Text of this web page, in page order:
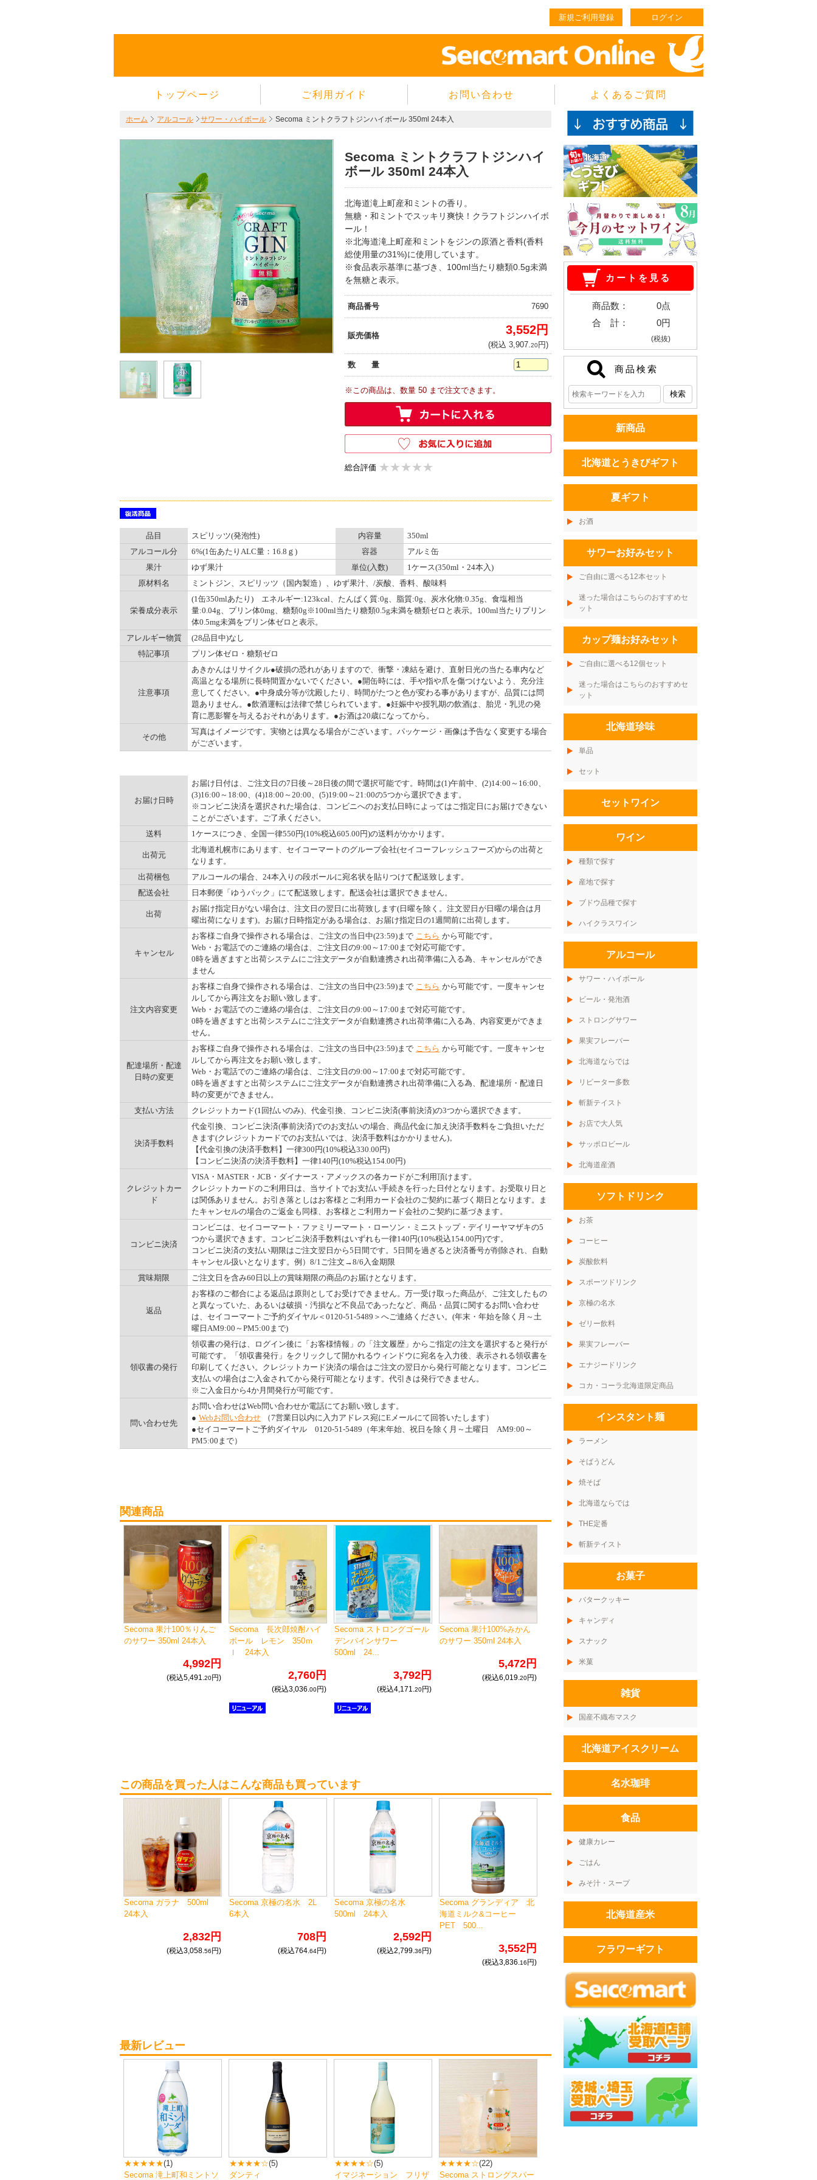
新規ご利用登録 ログイン
トップページ ご利用ガイド
当サイトについて
サイトのご利用規約
商品のご注文方法
ご注文の確認・キャンセル
特定商取引法に基づく表示
よくあるご質問
お問い合わせ よくあるご質問
ホーム アルコール サワー・ハイボール Secoma ミントクラフトジンハイボール 350ml 24本入
Secoma ミントクラフトジンハイ
ボール 350ml 24本入
北海道滝上町産和ミントの香り。
無糖・和ミントでスッキリ爽快！クラフトジンハイボ
ール！
※北海道滝上町産和ミントをジンの原酒と香料(香料
総使用量の31%)に使用しています。
※食品表示基準に基づき、100ml当たり糖類0.5g未満
を無糖と表示。
商品番号 7690
販売価格 3,552円
(税込 3,907.20円)
数 量
※この商品は、数量 50 まで注文できます。
総合評価 ★★★★★
★★★★★
品目 スピリッツ(発泡性) 内容量
350ml
アルコール分
6%(1缶あたりALC量：16.8ｇ) 容器
アルミ缶
果汁
ゆず果汁 単位(入数)
1ケース(350ml・24本入)
原材料名
ミントジン、スピリッツ（国内製造）、ゆず果汁、/炭酸、香料、酸味料
栄養成分表示
(1缶350mlあたり) エネルギー:123kcal、たんぱく質:0g、脂質:0g、炭水化物:0.35g、食塩相当
量:0.04g、プリン体0mg、糖類0g※100ml当たり糖類0.5g未満を糖類ゼロと表示。100ml当たりプリン
体0.5mg未満をプリン体ゼロと表示。
アレルギー物質
(28品目中)なし
特記事項
プリン体ゼロ・糖類ゼロ
注意事項
あきかんはリサイクル●破損の恐れがありますので、衝撃・凍結を避け、直射日光の当たる車内など
高温となる場所に長時間置かないでください。●開缶時には、手や指や爪を傷つけないよう、充分注
意してください。●中身成分等が沈殿したり、時間がたつと色が変わる事がありますが、品質には問
題ありません。●飲酒運転は法律で禁じられています。●妊娠中や授乳期の飲酒は、胎児・乳児の発
育に悪影響を与えるおそれがあります。●お酒は20歳になってから。
その他
写真はイメージです。実物とは異なる場合がございます。パッケージ・画像は予告なく変更する場合
がございます。
お届け日時
お届け日付は、ご注文日の7日後～28日後の間で選択可能です。時間は(1)午前中、(2)14:00～16:00、
(3)16:00～18:00、(4)18:00～20:00、(5)19:00～21:00の5つから選択できます。
※コンビニ決済を選択された場合は、コンビニへのお支払日時によってはご指定日にお届けできない
ことがございます。ご了承ください。
送料
1ケースにつき、全国一律550円(10%税込605.00円)の送料がかかります。
出荷元
北海道札幌市にあります、セイコーマートのグループ会社(セイコーフレッシュフーズ)からの出荷と
なります。
出荷梱包
アルコールの場合、24本入りの段ボールに宛名状を貼りつけて配送致します。
配送会社
日本郵便「ゆうパック」にて配送致します。配送会社は選択できません。
出荷
お届け指定日がない場合は、注文日の翌日に出荷致します(日曜を除く。注文翌日が日曜の場合は月
曜出荷になります)。お届け日時指定がある場合は、お届け指定日の1週間前に出荷します。
キャンセル
お客様ご自身で操作される場合は、ご注文の当日中(23:59)まで こちら から可能です。
Web・お電話でのご連絡の場合は、ご注文日の9:00～17:00まで対応可能です。
0時を過ぎますと出荷システムにご注文データが自動連携され出荷準備に入る為、キャンセルができ
ません
注文内容変更
お客様ご自身で操作される場合は、ご注文の当日中(23:59)まで こちら から可能です。一度キャンセ
ルしてから再注文をお願い致します。
Web・お電話でのご連絡の場合は、ご注文日の9:00～17:00まで対応可能です。
0時を過ぎますと出荷システムにご注文データが自動連携され出荷準備に入る為、内容変更ができま
せん。
配達場所・配達
日時の変更
お客様ご自身で操作される場合は、ご注文の当日中(23:59)まで こちら から可能です。一度キャンセ
ルしてから再注文をお願い致します。
Web・お電話でのご連絡の場合は、ご注文日の9:00～17:00まで対応可能です。
0時を過ぎますと出荷システムにご注文データが自動連携され出荷準備に入る為、配達場所・配達日
時の変更ができません。
支払い方法
クレジットカード(1回払いのみ)、代金引換、コンビニ決済(事前決済)の3つから選択できます。
決済手数料
代金引換、コンビニ決済(事前決済)でのお支払いの場合、商品代金に加え決済手数料をご負担いただ
きます(クレジットカードでのお支払いでは、決済手数料はかかりません)。
【代金引換の決済手数料】一律300円(10%税込330.00円)
【コンビニ決済の決済手数料】一律140円(10%税込154.00円)
クレジットカー
ド
VISA・MASTER・JCB・ダイナース・アメックスの各カードがご利用頂けます。
クレジットカードのご利用日は、当サイトでお支払い手続きを行った日付となります。お受取り日と
は関係ありません。お引き落としはお客様とご利用カード会社のご契約に基づく期日となります。ま
たキャンセルの場合のご返金も同様、お客様とご利用カード会社のご契約に基づきます。
コンビニ決済
コンビニは、セイコーマート・ファミリーマート・ローソン・ミニストップ・デイリーヤマザキの5
つから選択できます。コンビニ決済手数料はいずれも一律140円(10%税込154.00円)です。
コンビニ決済の支払い期限はご注文翌日から5日間です。5日間を過ぎると決済番号が削除され、自動
キャンセル扱いとなります。例）8/1ご注文→8/6入金期限
賞味期限
ご注文日を含み60日以上の賞味期限の商品のお届けとなります。
返品
お客様のご都合による返品は原則としてお受けできません。万一受け取った商品が、ご注文したもの
と異なっていた、あるいは破損・汚損など不良品であったなど、商品・品質に関するお問い合わせ
は、セイコーマートご予約ダイヤル＜0120-51-5489＞へご連絡ください。(年末・年始を除く月～土
曜日AM9:00～PM5:00まで)
領収書の発行
領収書の発行は、ログイン後に「お客様情報」の「注文履歴」からご指定の注文を選択すると発行が
可能です。「領収書発行」をクリックして開かれるウィンドウに宛名を入力後、表示される領収書を
印刷してください。クレジットカード決済の場合はご注文の翌日から発行可能となります。コンビニ
支払いの場合はご入金されてから発行可能となります。代引きは発行できません。
※ご入金日から4か月間発行が可能です。
問い合わせ先
お問い合わせはWeb問い合わせか電話にてお願い致します。
● Webお問い合わせ
（7営業日以内に入力アドレス宛にEメールにて回答いたします）
●セイコーマートご予約ダイヤル 0120-51-5489（年末年始、祝日を除く月～土曜日 AM9:00～
PM5:00まで）
関連商品
Secoma 果汁100％りんご
のサワー 350ml 24本入
4,992円
(税込5,491.20円)
Secoma 長次郎焼酎ハイ
ボール レモン 350ｍ
ｌ 24本入
2,760円
(税込3,036.00円)
Secoma ストロングゴール
デンパインサワー
500ml 24...
3,792円
(税込4,171.20円)
Secoma 果汁100%みかん
のサワー 350ml 24本入
5,472円
(税込6,019.20円)
この商品を買った人はこんな商品も買っています
Secoma ガラナ 500ml
24本入
2,832円
(税込3,058.56 円)
Secoma 京極の名水 2L
6本入
708円
(税込764.64円)
Secoma 京極の名水
500ml 24本入
2,592円
(税込2,799.36 円)
Secoma グランディア 北
海道ミルク&コーヒー
PET 500...
3,552円
(税込3,836.16 円)
最新レビュー
★★★★★(1)
Secoma 滝上町和ミントソ
★★★★☆(5)
ダンティ
★★★★☆(5)
イマジネーション フリザ
★★★★☆(22)
Secoma ストロングスパー
カートを見る
商品数：
0点
合 計：
0円
(税抜)
商品検索
新商品
北海道とうきびギフト
夏ギフト
お酒
サワーお好みセット
ご自由に選べる12本セット
迷った場合はこちらのおすすめセ
ット
カップ麺お好みセット
ご自由に選べる12個セット
迷った場合はこちらのおすすめセ
ット
北海道珍味
単品
セット
セットワイン
ワイン
種類で探す
産地で探す
ブドウ品種で探す
ハイクラスワイン
アルコール
サワー・ハイボール
ビール・発泡酒
ストロングサワー
果実フレーバー
北海道ならでは
リピーター多数
斬新テイスト
お店で大人気
サッポロビール
北海道産酒
ソフトドリンク
お茶
コーヒー
炭酸飲料
スポーツドリンク
京極の名水
ゼリー飲料
果実フレーバー
エナジードリンク
コカ・コーラ北海道限定商品
インスタント麺
ラーメン
そばうどん
焼そば
北海道ならでは
THE定番
斬新テイスト
お菓子
バタークッキー
キャンディ
スナック
米菓
雑貨
国産不織布マスク
北海道アイスクリーム
名水珈琲
食品
健康カレー
ごはん
みそ汁・スープ
北海道産米
フラワーギフト